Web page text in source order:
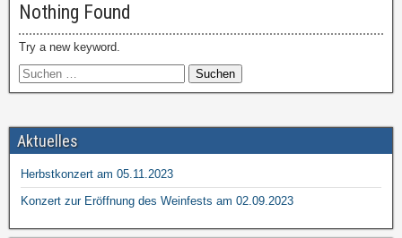
Nothing Found
Try a new keyword.
Aktuelles
Herbstkonzert am 05.11.2023
Konzert zur Eröffnung des Weinfests am 02.09.2023